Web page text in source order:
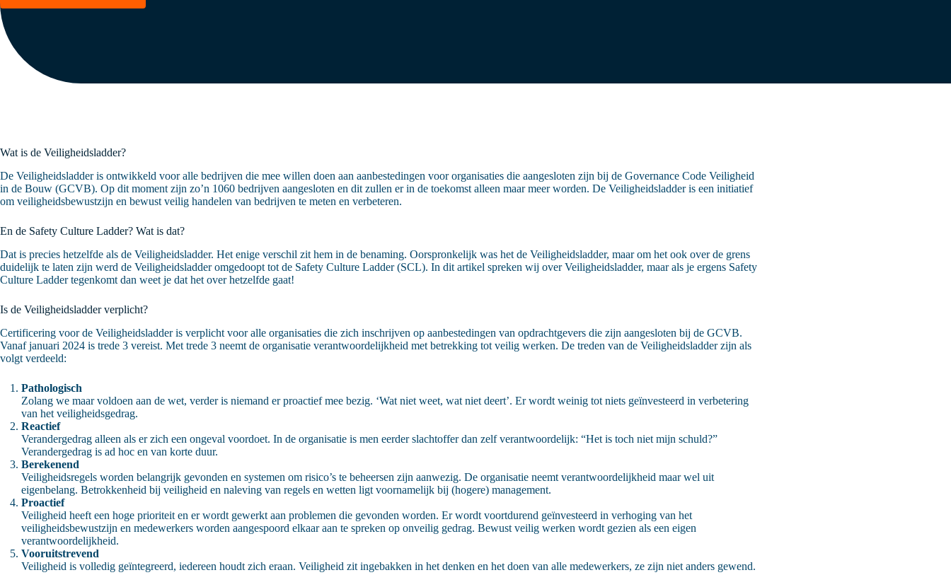
Wat is de Veiligheidsladder?
De Veiligheidsladder is ontwikkeld voor alle bedrijven die mee willen doen aan aanbestedingen voor organisaties die aangesloten zijn bij de Governance Code Veiligheid
in de Bouw (GCVB). Op dit moment zijn zo’n 1060 bedrijven aangesloten en dit zullen er in de toekomst alleen maar meer worden. De Veiligheidsladder is een initiatief
om veiligheidsbewustzijn en bewust veilig handelen van bedrijven te meten en verbeteren.
En de Safety Culture Ladder? Wat is dat?
Dat is precies hetzelfde als de Veiligheidsladder. Het enige verschil zit hem in de benaming. Oorspronkelijk was het de Veiligheidsladder, maar om het ook over de grens
duidelijk te laten zijn werd de Veiligheidsladder omgedoopt tot de Safety Culture Ladder (SCL). In dit artikel spreken wij over Veiligheidsladder, maar als je ergens Safety
Culture Ladder tegenkomt dan weet je dat het over hetzelfde gaat!
Is de Veiligheidsladder verplicht?
Certificering voor de Veiligheidsladder is verplicht voor alle organisaties die zich inschrijven op aanbestedingen van opdrachtgevers die zijn aangesloten bij de GCVB.
Vanaf januari 2024 is trede 3 vereist. Met trede 3 neemt de organisatie verantwoordelijkheid met betrekking tot veilig werken. De treden van de Veiligheidsladder zijn als
volgt verdeeld:
Pathologisch
Zolang we maar voldoen aan de wet, verder is niemand er proactief mee bezig. ‘Wat niet weet, wat niet deert’. Er wordt weinig tot niets geïnvesteerd in verbetering
van het veiligheidsgedrag.
Reactief
Verandergedrag alleen als er zich een ongeval voordoet. In de organisatie is men eerder slachtoffer dan zelf verantwoordelijk: “Het is toch niet mijn schuld?”
Verandergedrag is ad hoc en van korte duur.
Berekenend
Veiligheidsregels worden belangrijk gevonden en systemen om risico’s te beheersen zijn aanwezig. De organisatie neemt verantwoordelijkheid maar wel uit
eigenbelang. Betrokkenheid bij veiligheid en naleving van regels en wetten ligt voornamelijk bij (hogere) management.
Proactief
Veiligheid heeft een hoge prioriteit en er wordt gewerkt aan problemen die gevonden worden. Er wordt voortdurend geïnvesteerd in verhoging van het
veiligheidsbewustzijn en medewerkers worden aangespoord elkaar aan te spreken op onveilig gedrag. Bewust veilig werken wordt gezien als een eigen
verantwoordelijkheid.
Vooruitstrevend
Veiligheid is volledig geïntegreerd, iedereen houdt zich eraan. Veiligheid zit ingebakken in het denken en het doen van alle medewerkers, ze zijn niet anders gewend.